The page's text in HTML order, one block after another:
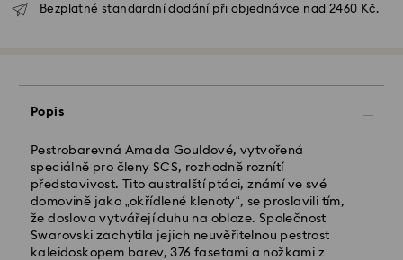
Bezplatné standardní dodání při objednávce nad 2460 Kč.
Popis
Pestrobarevná Amada Gouldové, vytvořená
speciálně pro členy SCS, rozhodně roznítí
představivost. Tito australští ptáci, známí ve své
domovině jako „okřídlené klenoty“, se proslavili tím,
že doslova vytvářejí duhu na obloze. Společnost
Swarovski zachytila jejich neuvěřitelnou pestrost
kaleidoskopem barev, 376 fasetami a nožkami z
Objednávky podané od pondělí do pátku do 10:00
den.
Standardní dodací lhůta: 2 pracovní dny po
zpracování a odeslání
Standardní náklady na dopravu: CZK 180
Standardní doprava zdarma nad: CZK 2460